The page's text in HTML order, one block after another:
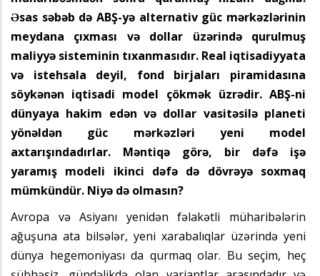
Əsas səbəb də ABŞ-yə alternativ güc mərkəzlərinin
meydana çıxması və dollar üzərində qurulmuş
maliyyə sisteminin tıxanmasıdır. Real iqtisadiyyata
və istehsala deyil, fond birjaları piramidasına
söykənən iqtisadi model çökmək üzrədir. ABŞ-ni
dünyaya hakim edən və dollar vasitəsilə planeti
yönəldən güc mərkəzləri yeni model
axtarışındadırlar. Məntiqə görə, bir dəfə işə
yaramış modeli ikinci dəfə də dövrəyə soxmaq
mümkündür. Niyə də olmasın?
Avropa və Asiyanı yenidən fəlakətli müharibələrin
ağuşuna ata bilsələr, yeni xarabalıqlar üzərində yeni
dünya hegemoniyası da qurmaq olar. Bu seçim, heç